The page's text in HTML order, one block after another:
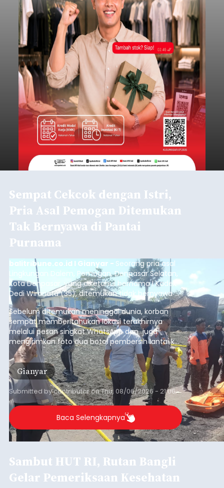
Sempat Cekcok dengan Istri,
Pria Asal Pemogan Ditemukan
Tak Bernyawa di Pantai
Purnama
balitribune.co.id I Gianyar - Seorang pria asal
Lingkungan Dalem, Pemogan, Denpasar Selatan,
Kota Denpasar, yang diketahui bernama I Kadek
Dedi Wiranata (35), ditemukan tidak bernyawa di
pesisir Pantai Purnama, Sukawati.
Sebelum ditemukan meninggal dunia, korban
sempat memberitahukan lokasi terakhirnya
melalui pesan singkat WhatsApp dan juga
mengirimkan foto dua botol pembersih lantai ke
istrinya.
Gianyar
Submitted bycontributoronThu, 08/06/2026 - 21:06
Baca Selengkapnya
Sambut HUT RI, Rutan Bangli
Gelar Pemeriksaan Kesehatan